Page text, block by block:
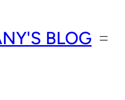
BLOG